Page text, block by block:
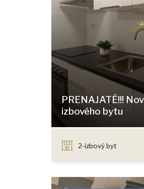
PRENAJATÉ!!!
izbového bytu
2-izbový byt